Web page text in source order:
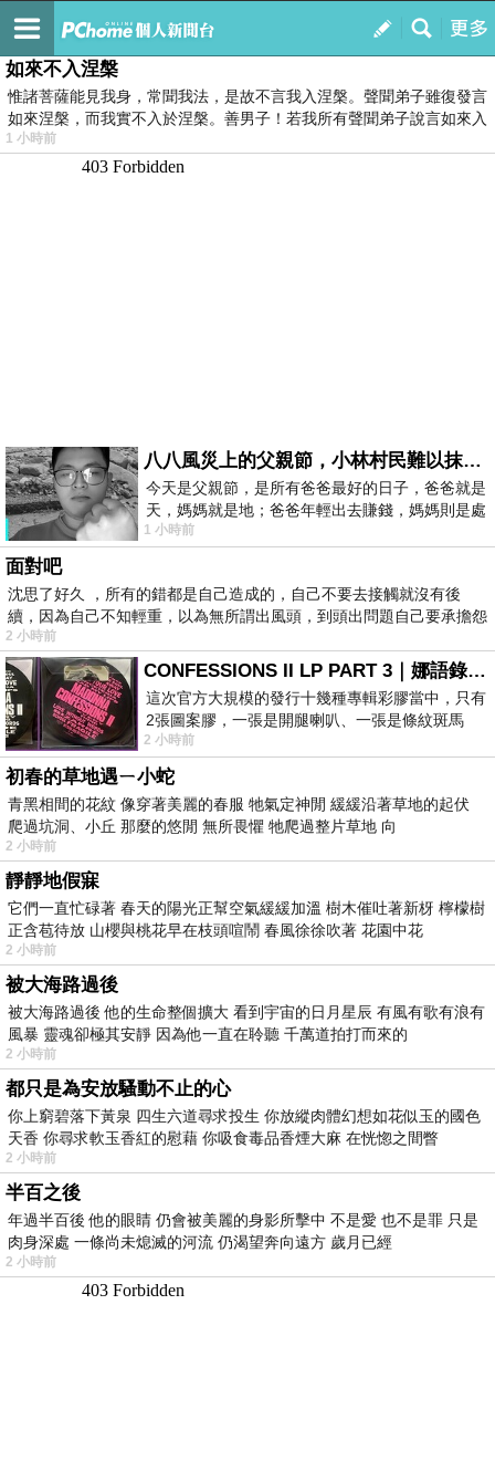
我的
最新文章
如來不入涅槃
惟諸菩薩能見我身，常聞我法，是故不言我入涅槃。聲聞弟子雖復發言
如來涅槃，而我實不入於涅槃。善男子！若我所有聲聞弟子說言如來入
1 小時前
八八風災上的父親節，小林村民難以抹滅的痛
今天是父親節，是所有爸爸最好的日子，爸爸就是
天，媽媽就是地；爸爸年輕出去賺錢，媽媽則是處
理家務，職業不分高低貴賤，只有人品才
1 小時前
面對吧
沈思了好久 ，所有的錯都是自己造成的，自己不要去接觸就沒有後
續，因為自己不知輕重，以為無所謂出風頭，到頭出問題自己要承擔怨
不
2 小時前
CONFESSIONS II LP PART 3｜娜語錄II LP PART 3
這次官方大規模的發行十幾種專輯彩膠當中，只有
2張圖案膠，一張是開腿喇叭、一張是條紋斑馬
版；目前官網上只剩澳洲商店AU STORE
2 小時前
初春的草地遇ㄧ小蛇
青黑相間的花紋 像穿著美麗的春服 牠氣定神閒 緩緩沿著草地的起伏
爬過坑洞、小丘 那麼的悠閒 無所畏懼 牠爬過整片草地 向
2 小時前
靜靜地假寐
它們一直忙碌著 春天的陽光正幫空氣緩緩加溫 樹木催吐著新枒 檸檬樹
正含苞待放 山櫻與桃花早在枝頭喧鬧 春風徐徐吹著 花園中花
2 小時前
被大海路過後
被大海路過後 他的生命整個擴大 看到宇宙的日月星辰 有風有歌有浪有
風暴 靈魂卻極其安靜 因為他一直在聆聽 千萬道拍打而來的
2 小時前
都只是為安放騷動不止的心
你上窮碧落下黃泉 四生六道尋求投生 你放縱肉體幻想如花似玉的國色
天香 你尋求軟玉香紅的慰藉 你吸食毒品香煙大麻 在恍惚之間瞥
2 小時前
半百之後
年過半百後 他的眼睛 仍會被美麗的身影所擊中 不是愛 也不是罪 只是
肉身深處 一條尚未熄滅的河流 仍渴望奔向遠方 歲月已經
2 小時前